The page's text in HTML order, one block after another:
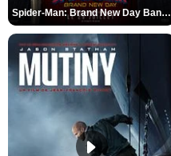
Spider-Man: Brand New Day Bande-annonce VO STFR